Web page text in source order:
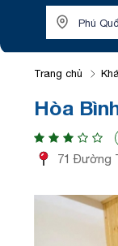
Trang chủ
Hòa
71 Đường